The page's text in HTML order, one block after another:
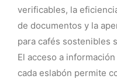
verificables, la
de documentos y la
para cafés sostenibles
El acceso a
cada eslabón permite